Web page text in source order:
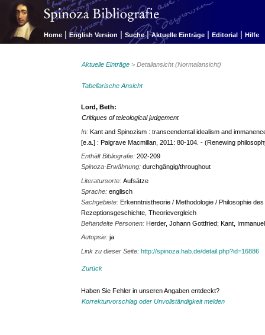
Home | English Version | Suche | Aktuelle Einträge | Editorial | Hilfe
Aktuelle Einträge > Detailansicht (Normalansicht)
Tabellarische Ansicht
Lord, Beth:
Critiques of teleological judgement
In:Kant and Spinozism : transcendental idealism and
[e.a.] : Palgrave Macmillan, 2011: 80-104. - (Renewing
Enthält Bibliografie:202-209
Spinoza-Erwähnung:durchgängig/throughout
Literatursorte:Aufsätze
Sprache:englisch
Sachgebiete:Erkenntnistheorie / Methodologie / Philosophie
Rezeptionsgeschichte, Theorievergleich
Behandelte Personen:Herder, Johann Gottfried; Kant, Immanuel
Autopsie:ja
Link zu dieser Seite:http://spinoza.hab.de/detail.php?id=16886
Zurück
Haben Sie Fehler in unseren Angaben entdeckt?
Korrekturvorschlag oder Unvollständigkeit melden